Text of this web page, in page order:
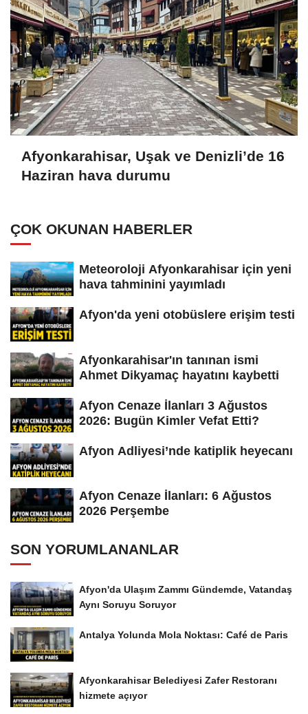
Afyonkarahisar, Uşak ve Denizli’de 16
Haziran hava durumu
ÇOK OKUNAN HABERLER
Meteoroloji Afyonkarahisar için yeni
hava tahminini yayımladı
Afyon'da yeni otobüslere erişim testi
Afyonkarahisar'ın tanınan ismi
Ahmet Dikyamaç hayatını kaybetti
Afyon Cenaze İlanları 3 Ağustos
2026: Bugün Kimler Vefat Etti?
Afyon Adliyesi’nde katiplik heyecanı
Afyon Cenaze İlanları: 6 Ağustos
2026 Perşembe
SON YORUMLANANLAR
Afyon'da Ulaşım Zammı Gündemde, Vatandaş
Aynı Soruyu Soruyor
Antalya Yolunda Mola Noktası: Café de Paris
Afyonkarahisar Belediyesi Zafer Restoranı
hizmete açıyor